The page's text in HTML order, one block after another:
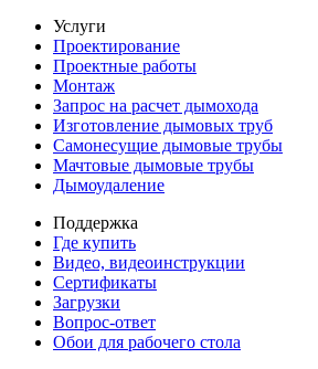
Услуги
Проектирование
Проектные работы
Монтаж
Запрос на расчет дымохода
Изготовление дымовых труб
Самонесущие дымовые трубы
Мачтовые дымовые трубы
Дымоудаление
Поддержка
Где купить
Видео, видеоинструкции
Сертификаты
Загрузки
Вопрос-ответ
Обои для рабочего стола